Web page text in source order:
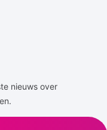
nieuws over